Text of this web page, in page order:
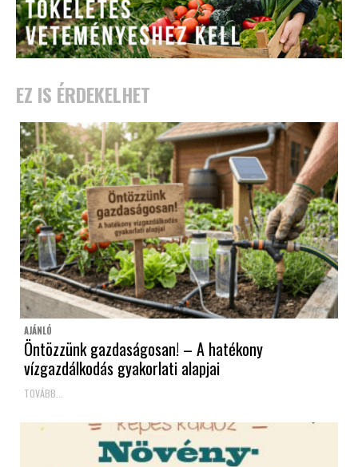
EZ IS ÉRDEKELHET
AJÁNLÓ
Öntözzünk gazdaságosan! – A hatékony
vízgazdálkodás gyakorlati alapjai
TOVÁBB...